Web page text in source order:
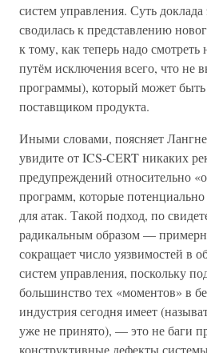
систем управления. Суть
сводилась к представлению
к тому, как теперь надо
путём исключения всего, что не
программы), который может быть
поставщиком продукта.
Иными словами, поясняет
увидите от ICS-CERT никаких
предупреждений относительно
программ, которые
для атак. Такой подход, по
радикальным образом —
сокращает число уязвимостей в
систем управления, поскольку
большинство тех «моментов» в
индустрия сегодня имеет
уже не принято), — это не баги
конструктивные дефекты